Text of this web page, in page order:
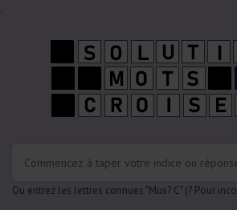
.
Ou entrez les lettres connues "Mus? C" (? Pour